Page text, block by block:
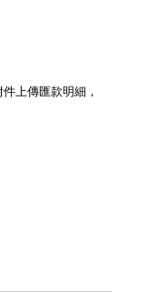
上傳匯款明細，